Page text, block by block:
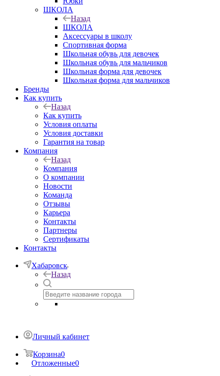
ШКОЛА
Назад
ШКОЛА
Аксессуары в школу
Спортивная форма
Школьная обувь для девочек
Школьная обувь для мальчиков
Школьная форма для девочек
Школьная форма для мальчиков
Бренды
Как купить
Назад
Как купить
Условия оплаты
Условия доставки
Гарантия на товар
Компания
Назад
Компания
О компании
Новости
Команда
Отзывы
Карьера
Контакты
Партнеры
Сертификаты
Контакты
Хабаровск
Назад
Личный кабинет
Корзина0
Отложенные0